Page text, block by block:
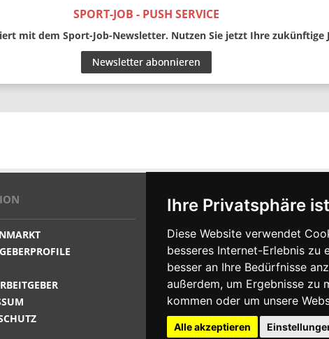
Ihre Privatsphäre
Diese Website verwendet
besseres Internet-Erlebnis zu
besser an Ihre Bedürfnisse
außerdem, um Ergebnisse zu
kommen oder um unsere
Alle akzeptieren
SPORT-JOB - PUSH SERVICE
mit dem Sport-Job-Newsletter. Nutzen Sie jetzt Ihre zukünftige
Newsletter abonnieren
PARTNER